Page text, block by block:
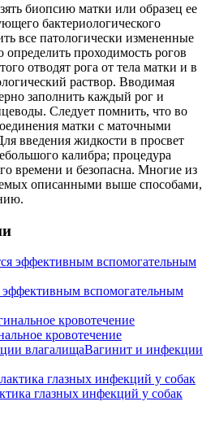
биопсию матки или образец ее
бактериологического
все патологически измененные
проходимость рогов
отводят рога от тела матки и в
раствор. Вводимая
заполнить каждый рог и
Следует помнить, что во
матки с маточными
введения жидкости в просвет
калибра; процедура
времени и безопасна. Многие из
описанными выше способами,
эффективным вспомогательным
кровотечение
Вагинит и инфекции
глазных инфекций у собак